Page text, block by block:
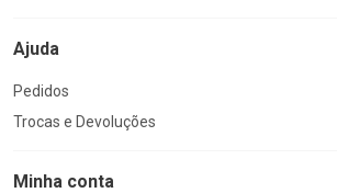
Ajuda
Pedidos
Trocas e Devoluções
Minha conta